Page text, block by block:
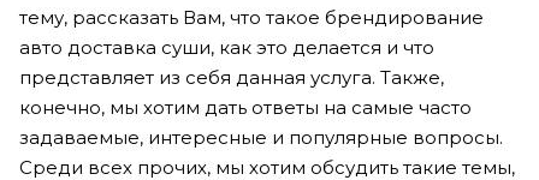
тему, рассказать Вам, что такое брендирование
авто доставка суши, как это делается и что
представляет из себя данная услуга. Также,
конечно, мы хотим дать ответы на самые часто
задаваемые, интересные и популярные вопросы.
Среди всех прочих, мы хотим обсудить такие темы,